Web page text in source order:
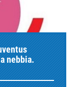
nebbia.